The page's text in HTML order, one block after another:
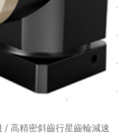
/ 高精密斜齒行星齒輪減速